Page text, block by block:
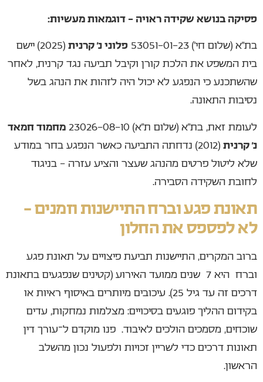
פסיקה בנושא שקידה ראויה – דוגמאות מעשיות:
בת”א (שלום חי’) 53051-01-23 פלוני נ’ קרנית
(2025) יישם
בית המשפט את הלכת קורן וקיבל תביעה נגד קרנית, לאחר
שהשתכנע כי הנפגע לא יכול היה לזהות את הנהג בשל
נסיבות התאונה.
לעומת זאת, בת”א (שלום ת”א) 23026-08-10
מחמוד חמאד
נ’ קרנית
(2012) נדחתה התביעה כאשר הנפגע בחר במודע
שלא ליטול פרטים מהנהג שעצר והציע עזרה – בניגוד
לחובת השקידה הסבירה.
תאונת פגע וברח התיישנות וזמנים –
לא לפספס את החלון
ברוב המקרים, התיישנות תביעת פיצויים על תאונת פגע
וברח היא 7 שנים ממועד האירוע (קטינים שנפגעים בתאונת
דרכים זה עד גיל 25). עיכובים מיותרים באיסוף ראיות או
בקידום ההליך פוגעים בסיכויים: מצלמות נמחקות, עדים
שוכחים, מסמכים הולכים לאיבוד. פנו מוקדם ל־עורך דין
תאונות דרכים כדי לשריין זכויות ולפעול נכון מהשלב
הראשון.